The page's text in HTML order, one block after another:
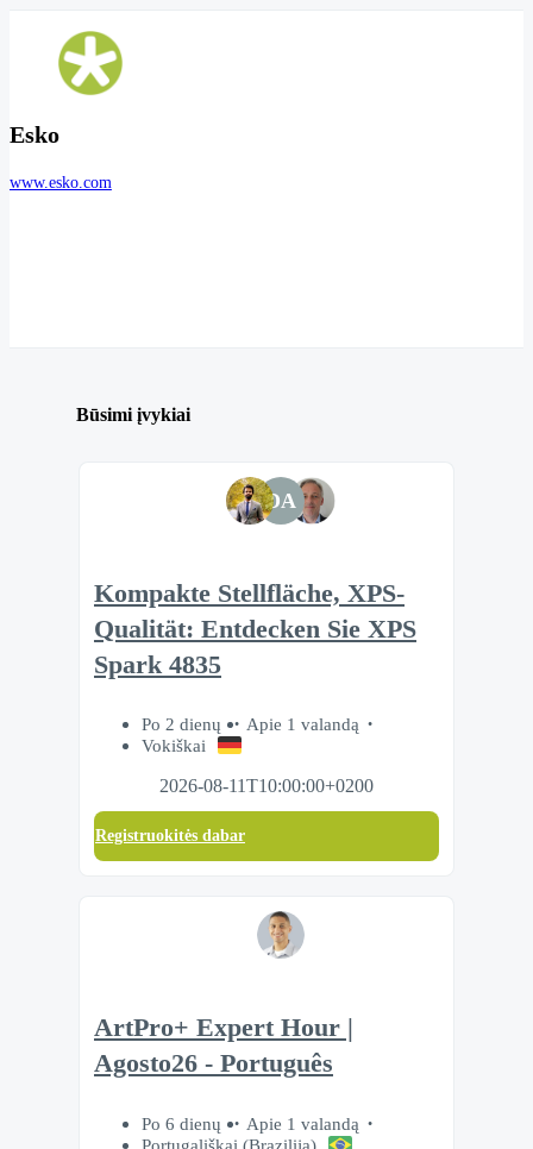
Esko
www.esko.com
Būsimi įvykiai
DA
Kompakte Stellfläche, XPS-
Qualität: Entdecken Sie XPS
Spark 4835
Po 2 dienų
Apie 1 valandą
Vokiškai
2026-08-11T10:00:00+0200
Registruokitės dabar
ArtPro+ Expert Hour |
Agosto26 - Português
Po 6 dienų
Apie 1 valandą
Portugališkai (Brazilija)